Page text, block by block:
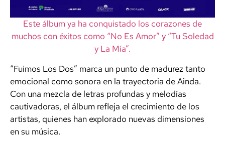
Este álbum ya ha conquistado los corazones de
muchos con éxitos como “No Es Amor” y “Tu Soledad
y La Mía”.
“Fuimos Los Dos” marca un punto de madurez tanto
emocional como sonora en la trayectoria de Ainda.
Con una mezcla de letras profundas y melodías
cautivadoras, el álbum refleja el crecimiento de los
artistas, quienes han explorado nuevas dimensiones
en su música.